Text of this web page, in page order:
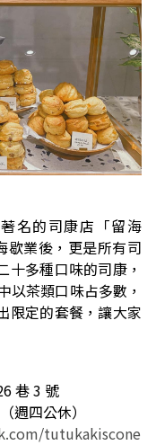
名的司康店「留海
歇業後，更是所有司
多種口味的司康，
以茶類口味占多數，
限定的套餐，讓大家
巷 3 號
週四公休）
tutukakiscone